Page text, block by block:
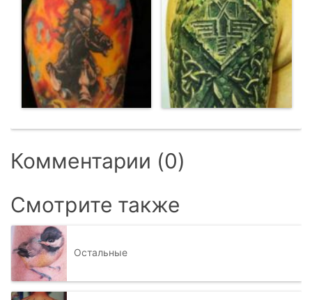
Комментарии (0)
Смотрите также
Остальные